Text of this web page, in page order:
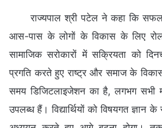
राज्यपाल श्री पटेल ने कहा कि सफल
आस-पास के लोगों के विकास के लिए
सामाजिक सरोकारों में सक्रियता को
प्रगति करते हुए राष्ट्र और समाज के
समय डिजिटलाइजेशन का है, लगभग सभी
उपलब्ध हैं। विद्यार्थियों को विषयगत